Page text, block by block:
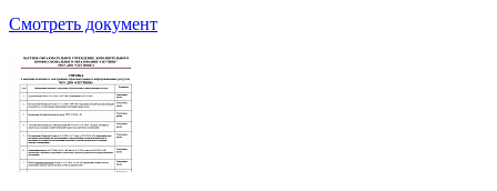
Смотреть документ